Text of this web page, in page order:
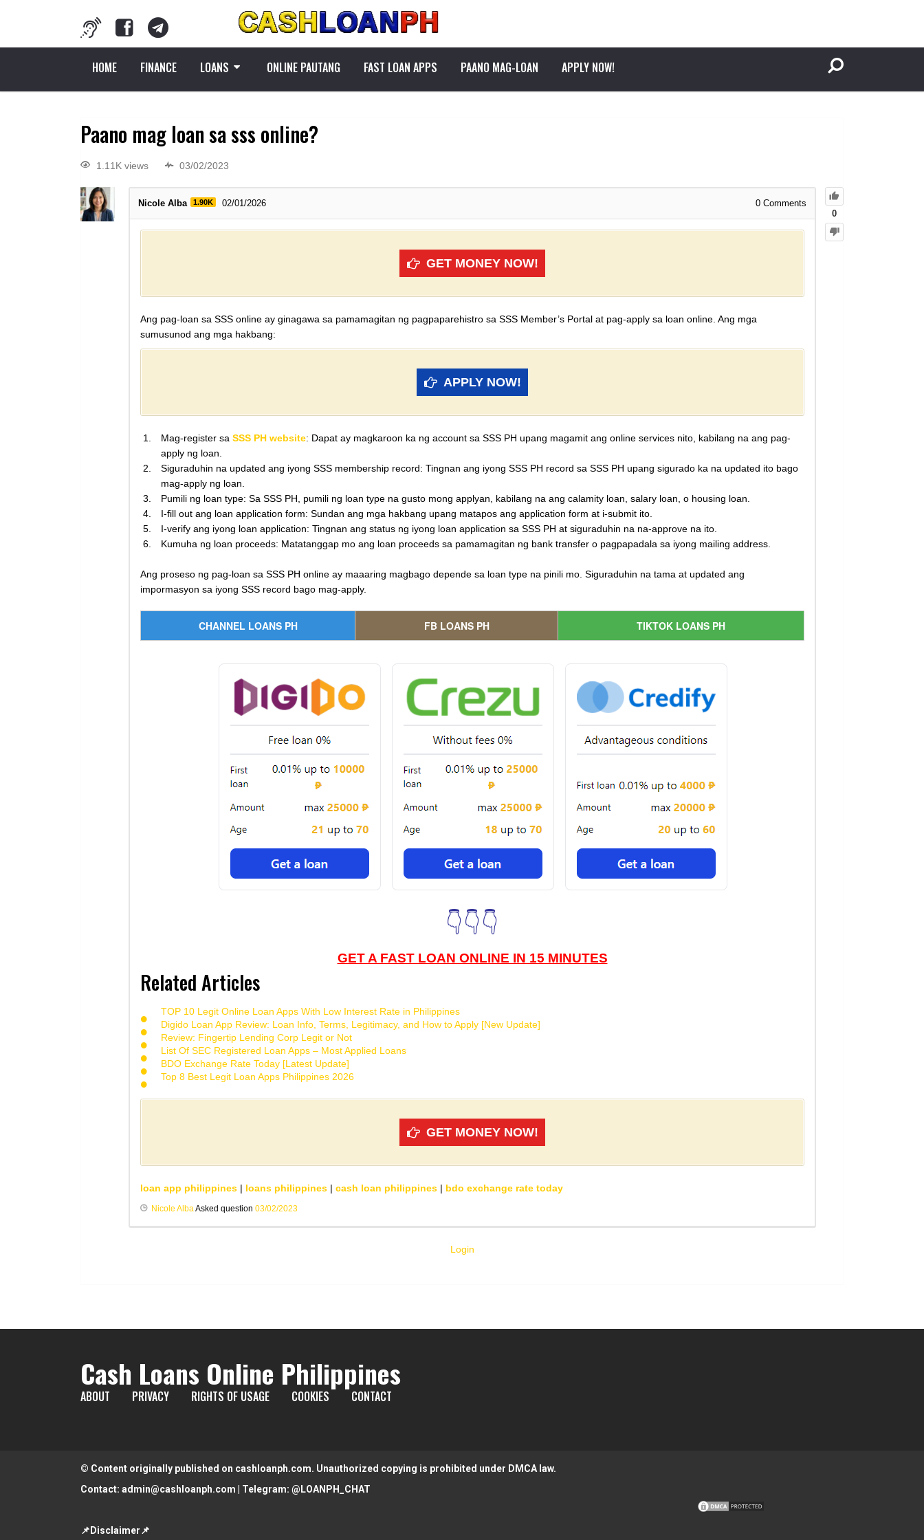
HOME FINANCE LOANS ONLINE PAUTANG FAST LOAN APPS PAANO MAG-LOAN APPLY NOW!
Paano mag loan sa sss online?
1.11K views 03/02/2023
0
Nicole Alba 1.90K 02/01/2026 0 Comments
GET MONEY NOW!
Ang pag-loan sa SSS online ay ginagawa sa pamamagitan ng pagpaparehistro sa SSS Member’s Portal at pag-apply sa loan online. Ang mga
sumusunod ang mga hakbang:
APPLY NOW!
Mag-register sa SSS PH website: Dapat ay magkaroon ka ng account sa SSS PH upang magamit ang online services nito, kabilang na ang pag-
apply ng loan.
Siguraduhin na updated ang iyong SSS membership record: Tingnan ang iyong SSS PH record sa SSS PH upang sigurado ka na updated ito bago
mag-apply ng loan.
Pumili ng loan type: Sa SSS PH, pumili ng loan type na gusto mong applyan, kabilang na ang calamity loan, salary loan, o housing loan.
I-fill out ang loan application form: Sundan ang mga hakbang upang matapos ang application form at i-submit ito.
I-verify ang iyong loan application: Tingnan ang status ng iyong loan application sa SSS PH at siguraduhin na na-approve na ito.
Kumuha ng loan proceeds: Matatanggap mo ang loan proceeds sa pamamagitan ng bank transfer o pagpapadala sa iyong mailing address.
Ang proseso ng pag-loan sa SSS PH online ay maaaring magbago depende sa loan type na pinili mo. Siguraduhin na tama at updated ang
impormasyon sa iyong SSS record bago mag-apply.
CHANNEL LOANS PH FB LOANS PH TIKTOK LOANS PH
👇👇👇
GET A FAST LOAN ONLINE IN 15 MINUTES
Related Articles
TOP 10 Legit Online Loan Apps With Low Interest Rate in Philippines
Digido Loan App Review: Loan Info, Terms, Legitimacy, and How to Apply [New Update]
Review: Fingertip Lending Corp Legit or Not
List Of SEC Registered Loan Apps – Most Applied Loans
BDO Exchange Rate Today [Latest Update]
Top 8 Best Legit Loan Apps Philippines 2026
GET MONEY NOW!
loan app philippines | loans philippines | cash loan philippines | bdo exchange rate today
Nicole AlbaAsked question 03/02/2023
Login
Cash Loans Online Philippines
ABOUT PRIVACY RIGHTS OF USAGE COOKIES CONTACT
© Content originally published on cashloanph.com. Unauthorized copying is prohibited under DMCA law.
Contact: admin@cashloanph.com | Telegram: @LOANPH_CHAT
📌Disclaimer📌